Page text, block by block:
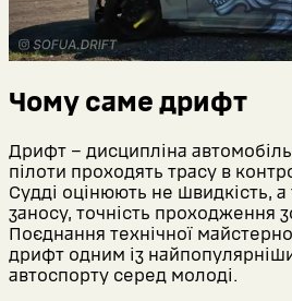
Чому саме дрифт
Дрифт – дисципліна
пілоти проходять трасу в
Судді оцінюють не швидкість, а
заносу, точність проходження
Поєднання технічної
дрифт одним із
автоспорту серед молоді.